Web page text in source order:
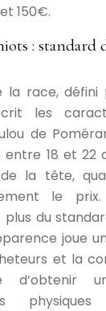
150€.
: standard
la race, défini
les
de
18 et 22
la tête,
le
du
joue
et la
d’obtenir